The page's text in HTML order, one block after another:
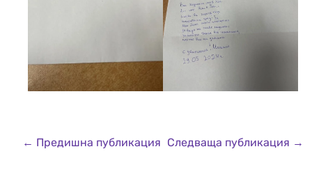
← Предишна публикация Следваща публикация →